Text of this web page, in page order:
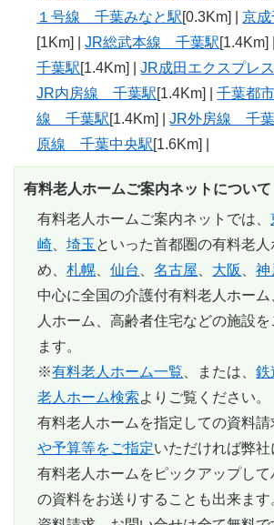
１号線 千葉みなと駅[0.3Km] |京
[1Km] |JR総武本線 千葉駅
千葉駅[1.4Km] |JR成田エクスプレ
JR内房線 千葉駅[1.4Km] |千葉都
線 千葉駅[1.4Km] |JR外房線 千
原線 千葉中央駅[1.6Km] |
有料老人ホームご案内ネットについて
有料老人ホームご案内ネットでは、
崎 、埼玉 といった首都圏の有料老
め、札幌 、仙台 、名古屋 大阪 、神
中心に全国の介護付有料老人ホー
人ホーム、高齢者住宅などの施設を
ます。
※有料老人ホーム一覧 、または、鉄
老人ホーム検索よりご覧ください。
有料老人ホームを指定しての資料
や予算等をご指定いただければ弊社
有料老人ホームをピックアップし
の資料をお送りすることも出来ます